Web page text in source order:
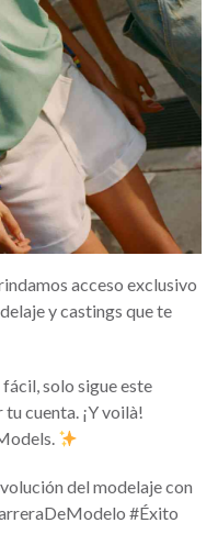
acceso exclusivo
y castings que te
solo sigue este
cuenta. ¡Y voilà!
del modelaje con
#Éxito